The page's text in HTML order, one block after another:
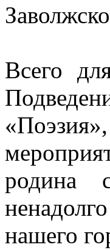
Всего
родина
нашего